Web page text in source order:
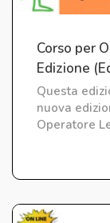
Corso per
Edizione
Questa
nuova
Operatore